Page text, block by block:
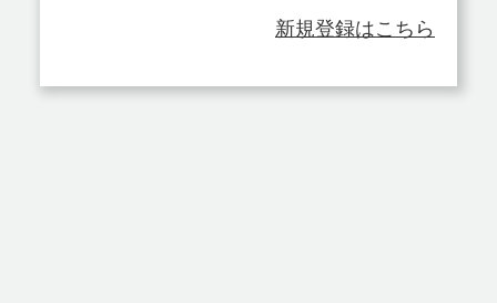
新規登録はこちら